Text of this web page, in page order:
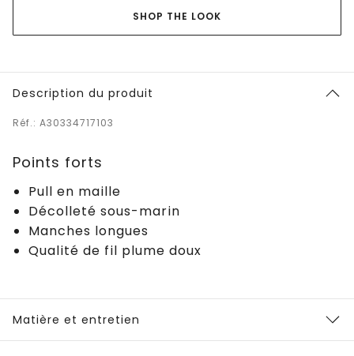
SHOP THE LOOK
Description du produit
Réf.: A30334717103
Points forts
Pull en maille
Décolleté sous-marin
Manches longues
Qualité de fil plume doux
Matière et entretien